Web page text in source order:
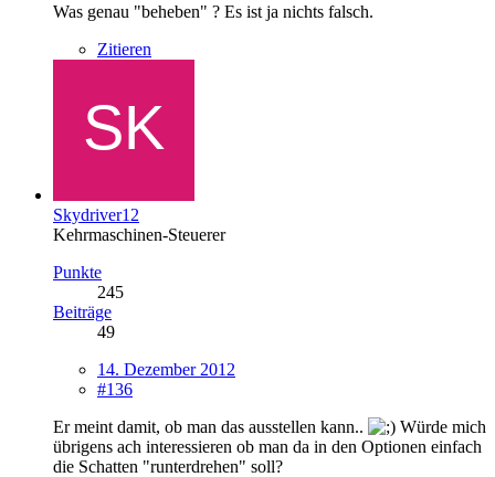
Was genau "beheben" ? Es ist ja nichts falsch.
Zitieren
Skydriver12
Kehrmaschinen-Steuerer
Punkte
245
Beiträge
49
14. Dezember 2012
#136
Er meint damit, ob man das ausstellen kann..
Würde mich
übrigens ach interessieren ob man da in den Optionen einfach
die Schatten "runterdrehen" soll?